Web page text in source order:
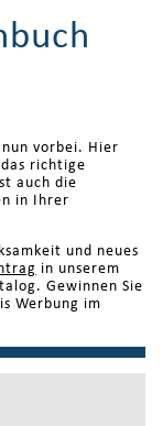
vorbei. Hier
richtige
auch die
in Ihrer
und neues
in unserem
Gewinnen Sie
Werbung im